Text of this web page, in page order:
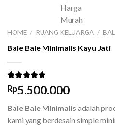
HOME / RUANG KELUARGA /
Bale Bale Minimalis Kayu Jati
Rated5.00
out of 5
1
customer
rating
Rp5.500.000
Bale Bale Minimalis adalah
kami yang berdesain simple